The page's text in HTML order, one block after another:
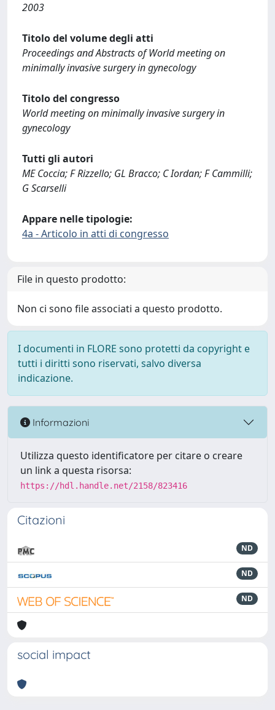
2003
Titolo del volume degli atti
Proceedings and Abstracts of World meeting on
minimally invasive surgery in gynecology
Titolo del congresso
World meeting on minimally invasive surgery in
gynecology
Tutti gli autori
ME Coccia; F Rizzello; GL Bracco; C Iordan; F Cammilli;
G Scarselli
Appare nelle tipologie:
4a - Articolo in atti di congresso
File in questo prodotto:
Non ci sono file associati a questo prodotto.
I documenti in FLORE sono protetti da copyright e
tutti i diritti sono riservati, salvo diversa
indicazione.
Informazioni
Utilizza questo identificatore per citare o creare
un link a questa risorsa:
https://hdl.handle.net/2158/823416
Citazioni
ND
ND
ND
social impact